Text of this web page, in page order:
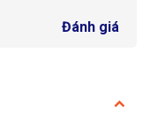
Đánh giá